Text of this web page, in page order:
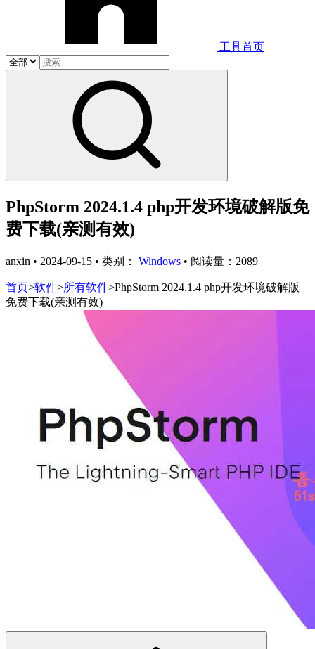
工具首页
PhpStorm 2024.1.4 php开发环境破解版免
费下载(亲测有效)
anxin • 2024-09-15 • 类别： Windows • 阅读量：2089
首页>软件>所有软件>PhpStorm 2024.1.4 php开发环境破解版
免费下载(亲测有效)